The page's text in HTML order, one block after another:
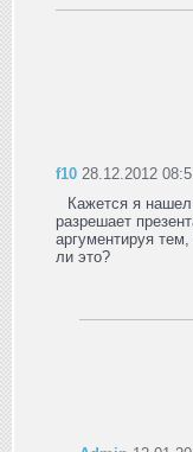
f10 28.12.2012
Кажется я
разрешает
аргументируя
ли это?